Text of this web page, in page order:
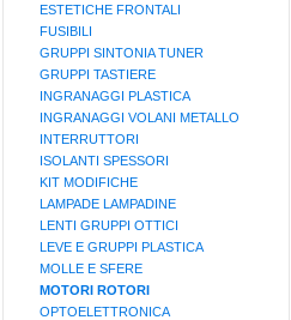
ESTETICHE FRONTALI
FUSIBILI
GRUPPI SINTONIA TUNER
GRUPPI TASTIERE
INGRANAGGI PLASTICA
INGRANAGGI VOLANI METALLO
INTERRUTTORI
ISOLANTI SPESSORI
KIT MODIFICHE
LAMPADE LAMPADINE
LENTI GRUPPI OTTICI
LEVE E GRUPPI PLASTICA
MOLLE E SFERE
MOTORI ROTORI
OPTOELETTRONICA